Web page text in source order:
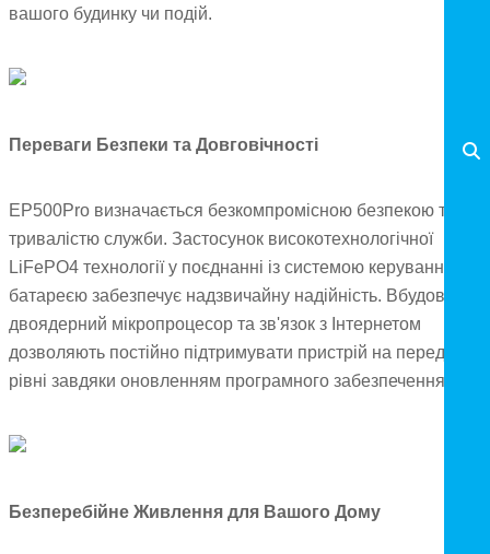
вашого будинку чи подій.
Переваги Безпеки та Довговічності
EP500Pro визначається безкомпромісною безпекою та
тривалістю служби. Застосунок високотехнологічної
LiFePO4 технології у поєднанні із системою керування
батареєю забезпечує надзвичайну надійність. Вбудований
двоядерний мікропроцесор та зв'язок з Інтернетом
дозволяють постійно підтримувати пристрій на
рівні завдяки оновленням програмного забезпечення.
Безперебійне Живлення для Вашого Дому